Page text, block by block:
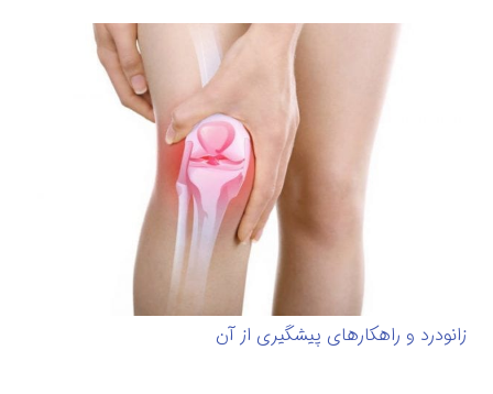
زانودرد و راهکارهای پیشگیری از آن